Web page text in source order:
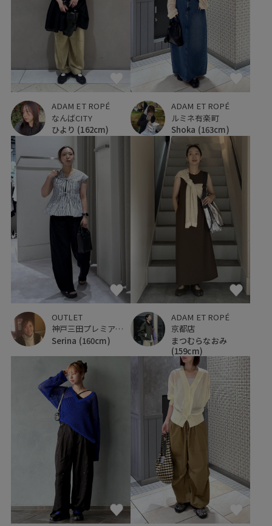
ADAM ET ROPÉ
なんばCITY
ひより (162cm)
ADAM ET ROPÉ
ルミネ有楽町
Shoka (163cm)
OUTLET
神戸三田プレミアム・アウトレット
Serina (160cm)
ADAM ET ROPÉ
京都店
まつむらなおみ
(159cm)